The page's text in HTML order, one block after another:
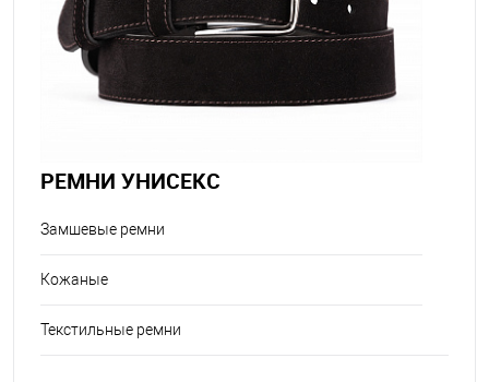
РЕМНИ УНИСЕКС
Замшевые ремни
Кожаные
Текстильные ремни